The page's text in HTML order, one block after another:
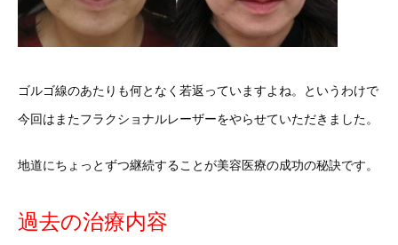
ゴルゴ線のあたりも何となく若返っていますよね。というわけで
今回はまたフラクショナルレーザーをやらせていただきました。
地道にちょっとずつ継続することが美容医療の成功の秘訣です。
過去の治療内容